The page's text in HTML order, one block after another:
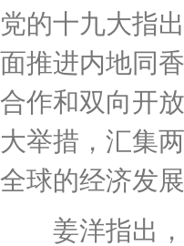
党的十九大指
面推进内地同
合作和双向开
大举措，汇集
全球的经济发展
姜洋指出，